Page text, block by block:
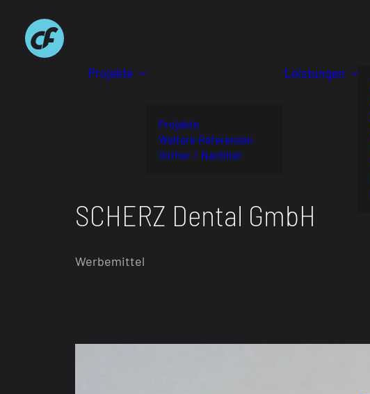
Projekte
Projekte
Weitere Referenzen
Vorher / Nachher
Leistungen
SCHERZ Dental GmbH
Werbemittel